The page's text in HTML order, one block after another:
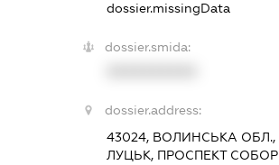
dossier.missingData
dossier.smida:
dossier.address:
43024, ВОЛИНСЬКА ОБЛ.,
ЛУЦЬК, ПРОСПЕКТ